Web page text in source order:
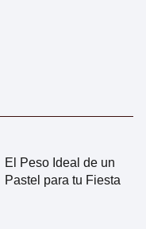
El Peso Ideal de un
Pastel para tu Fiesta